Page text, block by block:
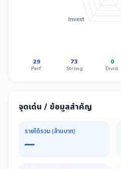
Invest
29
Perf.
73
Strong
0
Divid.
จุดเด่น / ข้อมูลสำคัญ
รายได้รวม (ล้านบาท)
—